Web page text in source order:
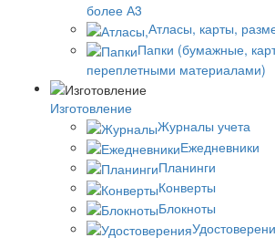
более А3
Атласы, карты,
Папки (бумажные,
переплетными материалами)
Изготовление
Журналы учета
Ежедневники
Планинги
Конверты
Блокноты